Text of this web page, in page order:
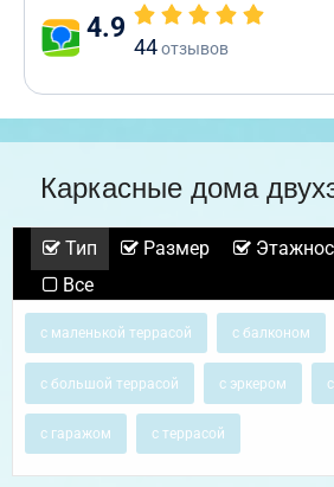
4.9
44отзывов
Каркасные дома
Тип Размер
Все
с маленькой террасой с балконом
с большой террасой с эркером
с гаражом с террасой